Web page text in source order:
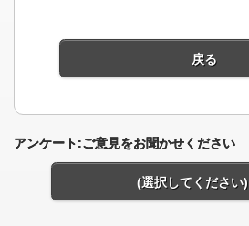
戻る
アンケート:ご意見をお聞かせください
(選択してください)